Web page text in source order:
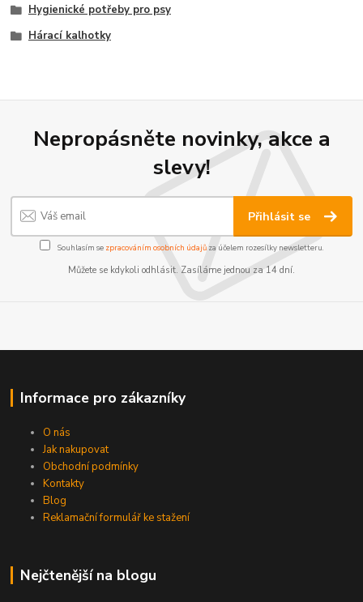
Hygienické potřeby pro psy
Hárací kalhotky
Nepropásněte novinky, akce a
slevy!
Přihlásit se
Souhlasím se zpracováním osobních údajůza účelem rozesílky newsletteru.
Můžete se kdykoli odhlásit. Zasíláme jednou za 14 dní.
Informace pro zákazníky
O nás
Jak nakupovat
Obchodní podmínky
Kontakty
Blog
Reklamační formulář ke stažení
Nejčtenější na blogu